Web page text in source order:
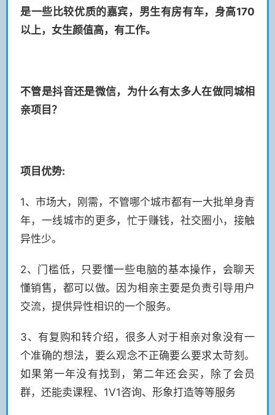
是一些比较优质的嘉宾，男生有房有车，身高170
以上，女生颜值高，有工作。
不管是抖音还是微信，为什么有太多人在做同城相
亲项目？
项目优势:
1、市场大，刚需，不管哪个城市都有一大批单身青
年，一线城市的更多，忙于赚钱，社交圈小，接触
异性少。
2、门槛低，只要懂一些电脑的基本操作，会聊天
懂销售，都可以做。因为相亲主要是负责引导用户
交流，提供异性相识的一个服务。
3、有复购和转介绍，很多人对于相亲对象没有一
个准确的想法，要么观念不正确要么要求太苛刻。
如果第一年没有找到，第二年还会买，除了会员
群，还能卖课程、1V1咨询、形象打造等等服务